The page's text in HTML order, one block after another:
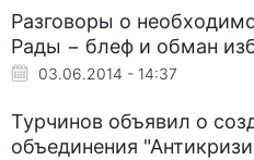
Разговоры о
Рады − блеф и обман
03.06.2014 - 14:37
Турчинов объявил о
объединения